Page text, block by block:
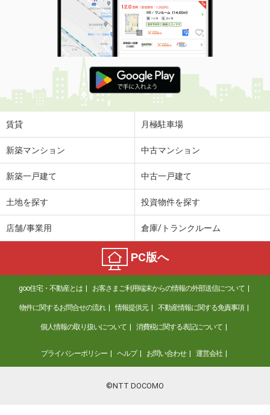
賃貸 月極駐車場
新築マンション 中古マンション
新築一戸建て 中古一戸建て
土地を探す 投資物件を探す
店舗/事業用 倉庫/トランクルーム
PC版へ
goo住宅・不動産とは お客さまご利用端末からの情報の外部送信について
物件に関するお問合せの流れ 情報提供元 不動産情報に関する免責事項
個人情報の取り扱いについて 消費税に関する表記について
プライバシーポリシー ヘルプ お問い合わせ 運営会社
©NTT DOCOMO